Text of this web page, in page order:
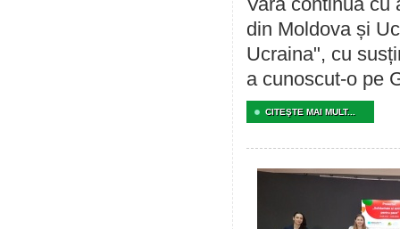
din Moldova și
Ucraina", cu
a cunoscut-o pe
CITEŞTE MAI MULT...